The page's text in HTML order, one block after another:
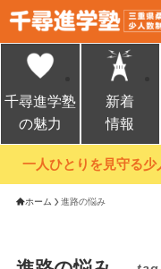
千尋進学塾
の魅力
新着
情報
一人ひとりを見守る少
ホーム 進路の悩み